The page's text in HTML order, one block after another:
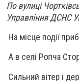
По вулиці
Управління ДСНС
На місце події
А в селі Ропча
Сильний вітер і